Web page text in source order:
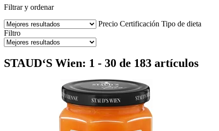
Filtrar y ordenar
Precio Certificación Tipo de dieta
Filtro
STAUD‘S Wien: 1 - 30 de 183 artículos